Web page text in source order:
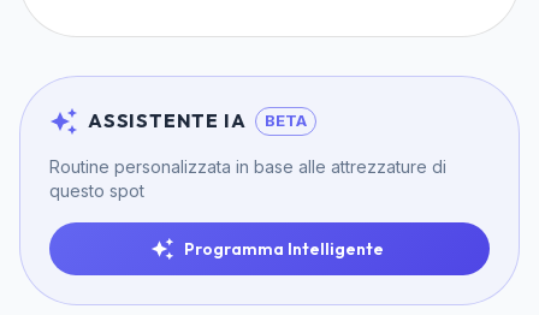
ASSISTENTE IA BETA
Routine personalizzata in base alle attrezzature di
questo spot
Programma Intelligente